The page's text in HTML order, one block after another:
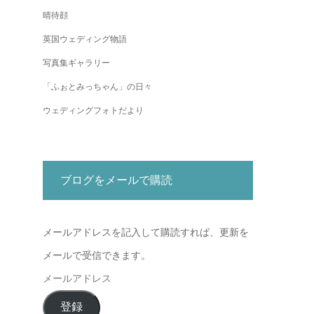
晴待顔
英国ウェディング物語
写真集ギャラリー
「ふぉとみっちゃん」の日々
ウェディングフォトだより
ブログをメールで購読
メールアドレスを記入して購読すれば、更新を
メールで受信できます。
メ
ー
登録